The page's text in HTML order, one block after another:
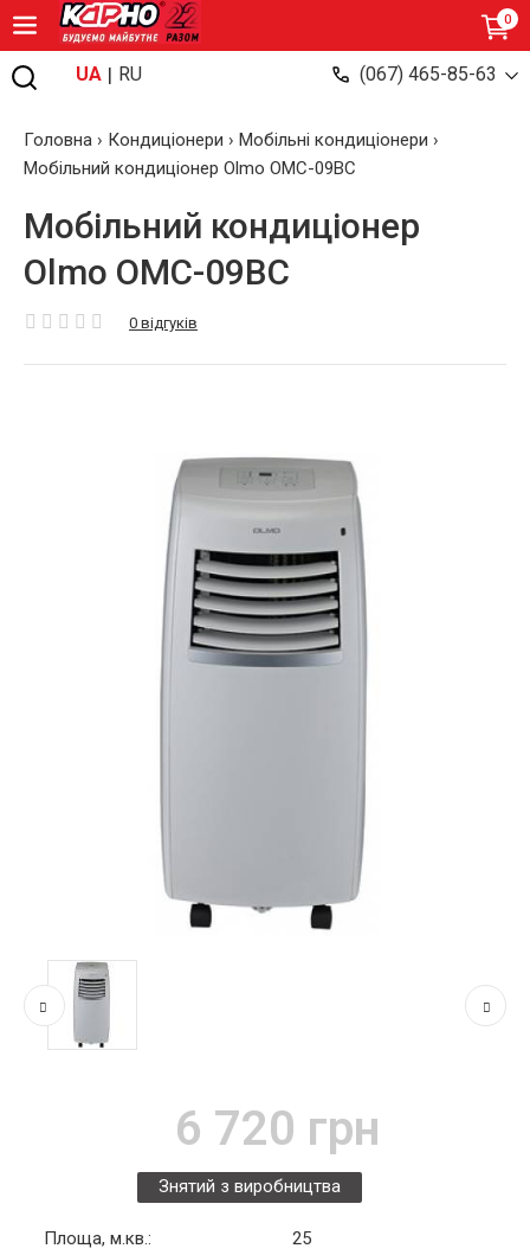
(067) 465-85-63
UA | RU
0
Головна › Кондиціонери › Мобільні кондиціонери ›
Мобільний кондиціонер Olmo OMC-09BC
Мобільний кондиціонер
Olmo OMC-09BC
0 відгуків
6 720 грн
Знятий з виробництва
Площа, м.кв.:
25